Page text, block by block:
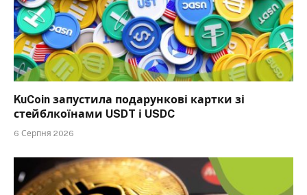
KuCoin запустила подарункові картки зі
стейблкоїнами USDT і USDC
6 Серпня 2026